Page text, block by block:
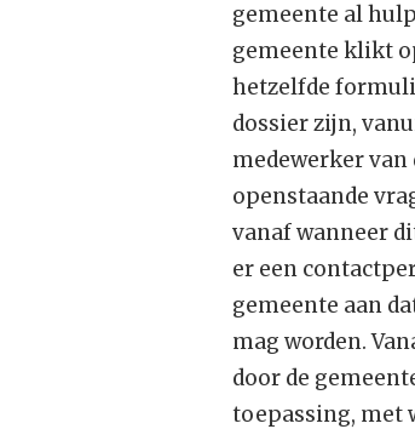
gemeente al
gemeente klikt
hetzelfde
dossier zijn,
medewerker van
openstaande
vanaf wanneer
er een
gemeente aan
mag worden.
door de
toepassing, met